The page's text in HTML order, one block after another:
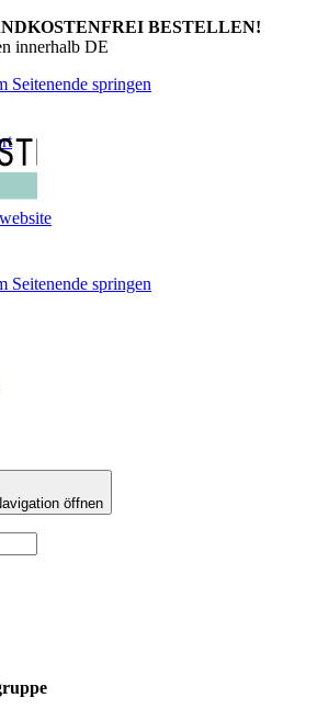
BESTELLEN!
innerhalb DE
Seitenende springen
Seitenende springen
öffnen